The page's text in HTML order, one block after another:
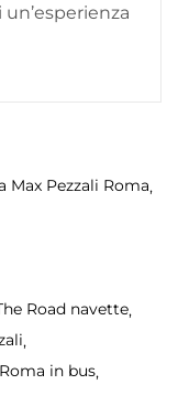
un’esperienza
Max Pezzali Roma
Road navette
in bus